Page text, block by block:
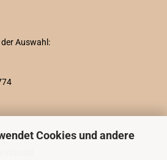
Cookies und andere
Auswahl: